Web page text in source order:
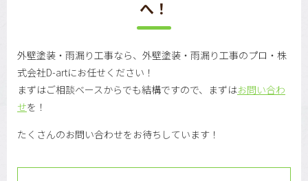
へ！
外壁塗装・雨漏り工事なら、外壁塗装・雨漏り工事のプロ・株
式会社D-artにお任せください！
まずはご相談ベースからでも結構ですので、まずはお問い合わ
せを！
たくさんのお問い合わせをお待ちしています！